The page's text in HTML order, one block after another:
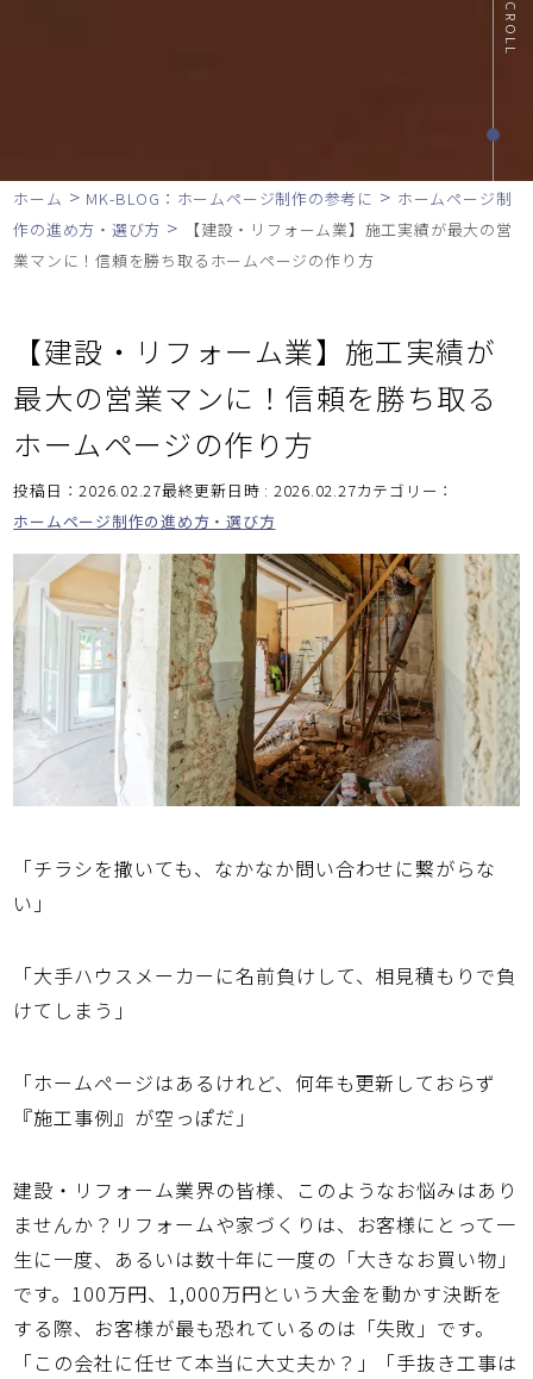
SCROLL
ホーム > MK-BLOG：ホームページ制作の参考に > ホームページ制
作の進め方・選び方 >
【建設・リフォーム業】施工実績が最大の営
業マンに！信頼を勝ち取るホームページの作り方
【建設・リフォーム業】施工実績が
最大の営業マンに！信頼を勝ち取る
ホームページの作り方
投稿日：2026.02.27最終更新日時 : 2026.02.27カテゴリー：
ホームページ制作の進め方・選び方
「チラシを撒いても、なかなか問い合わせに繋がらな
い」
「大手ハウスメーカーに名前負けして、相見積もりで負
けてしまう」
「ホームページはあるけれど、何年も更新しておらず
『施工事例』が空っぽだ」
建設・リフォーム業界の皆様、このようなお悩みはあり
ませんか？リフォームや家づくりは、お客様にとって一
生に一度、あるいは数十年に一度の「大きなお買い物」
です。100万円、1,000万円という大金を動かす決断を
する際、お客様が最も恐れているのは「失敗」です。
「この会社に任せて本当に大丈夫か？」「手抜き工事は